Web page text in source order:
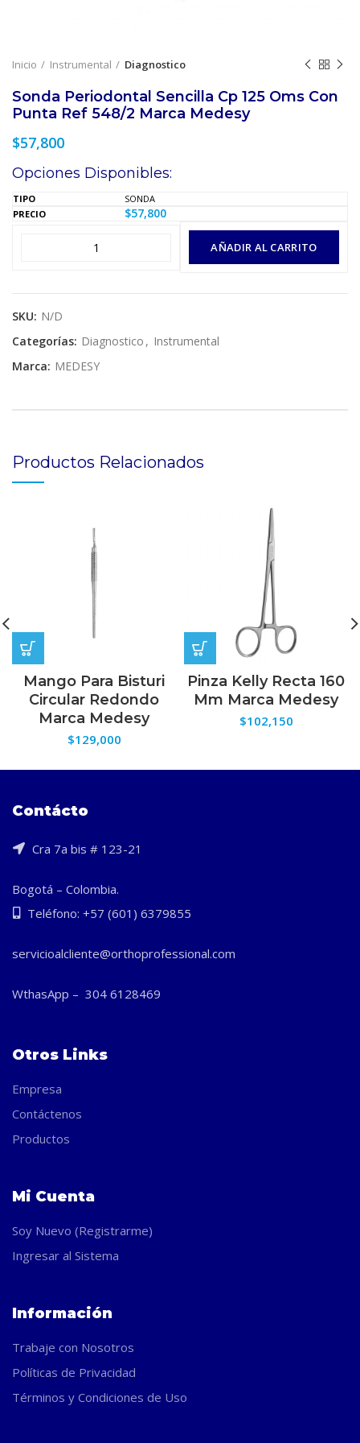
Inicio Instrumental Diagnostico
Sonda Periodontal Sencilla Cp 125 Oms Con
Punta Ref 548/2 Marca Medesy
$57,800
Opciones Disponibles:
SONDA
$57,800
AÑADIR AL CARRITO
SKU: N/D
Categorías: Diagnostico , Instrumental
Marca: MEDESY
Productos Relacionados
Mango Para Bisturi
Circular Redondo
Marca Medesy
$129,000
Pinza Kelly Recta 160
Mm Marca Medesy
$102,150
Contácto
Cra 7a bis # 123-21
Bogotá – Colombia.
Teléfono: +57 (601) 6379855
servicioalcliente@orthoprofessional.com
WthasApp – 304 6128469
Otros Links
Empresa
Contáctenos
Productos
Mi Cuenta
Soy Nuevo (Registrarme)
Ingresar al Sistema
Información
Trabaje con Nosotros
Políticas de Privacidad
Términos y Condiciones de Uso